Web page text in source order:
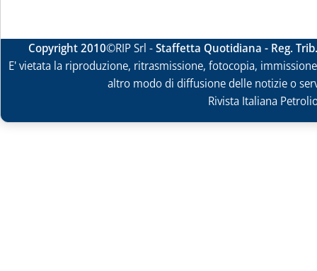
Copyright 2010©RIP Srl -Staffetta Quotidiana - Reg.
E' vietata la riproduzione, ritrasmissione, fotocopia,
altro modo di diffusione delle notizie o
Rivista Italiana